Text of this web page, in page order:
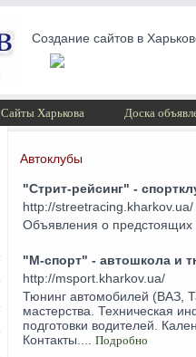
Создание сайтов в
Сайты Харькова Доска
Автоклубы
"Стрит-рейсинг" -
http://streetracing.kharkov.ua/
Объявления о
"М-спорт" - автошкола и
http://msport.kharkov.ua/
Тюнинг автомобилей (ВАЗ,
мастерства. Техническая
подготовки водителей.
Контакты.... Подробно